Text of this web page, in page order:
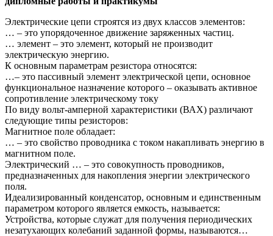
Электрические цепи строятся из двух классов элементов:
… – это упорядоченное движение заряженных частиц.
… элемент – это элемент, который не производит
электрическую энергию.
К основным параметрам резистора относятся:
…– это пассивный элемент электрической цепи, основное
функциональное назначение которого – оказывать активное
сопротивление электрическому току
По виду вольт-амперной характеристики (ВАХ) различают
следующие типы резисторов:
Магнитное поле обладает:
… – это свойство проводника с током накапливать энергию в
магнитном поле.
Электрический … – это совокупность проводников,
предназначенных для накопления энергии электрического
поля.
Идеализированный конденсатор, основным и единственным
параметром которого является емкость, называется:
Устройства, которые служат для получения периодических
незатухающих колебаний заданной формы, называются…